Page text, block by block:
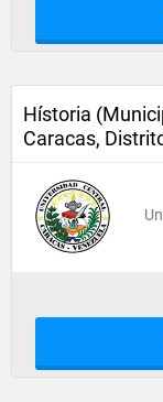
Hístoria
Caracas,